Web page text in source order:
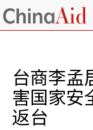
台商李
害国家
返台